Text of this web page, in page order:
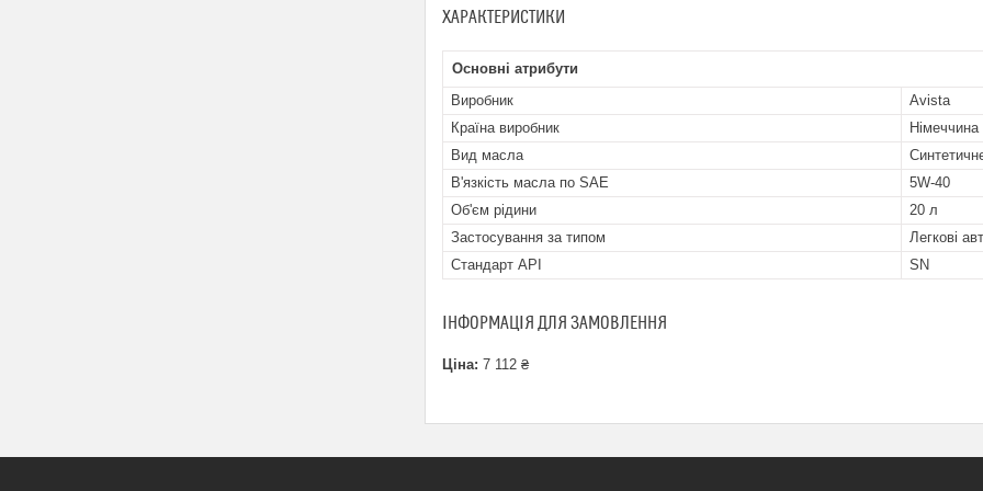
ХАРАКТЕРИСТИКИ
Основні атрибути
Виробник
Avista
Країна виробник
Німеччина
Вид масла
В'язкість масла по SAE
5W-40
Об'єм рідини
20 л
Застосування за типом
Легкові
Стандарт API
SN
ІНФОРМАЦІЯ ДЛЯ ЗАМОВЛЕННЯ
Ціна: 7 112 ₴